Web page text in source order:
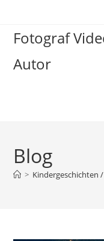
springen
Fotograf
Autor
Blog
> Kindergeschichten